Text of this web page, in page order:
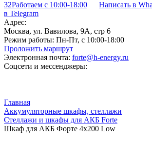
32Работаем с 10:00-18:00 Написать в
в Telegram
Адрес:
Москва, ул. Вавилова, 9А, стр 6
Режим работы: Пн-Пт, с 10:00-18:00
Проложить маршрут
Электронная почта: forte@h-energy.ru
Соцсети и мессенджеры:
Главная
Аккумуляторные шкафы, стеллажи
Стеллажи и шкафы для АКБ Forte
Шкаф для АКБ Форте 4х200 Low